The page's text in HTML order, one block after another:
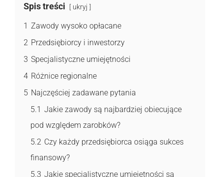
Spis treści ukryj
1 Zawody wysoko opłacane
2 Przedsiębiorcy i inwestorzy
3 Specjalistyczne umiejętności
4 Różnice regionalne
5 Najczęściej zadawane pytania
5.1 Jakie zawody są najbardziej obiecujące
pod względem zarobków?
5.2 Czy każdy przedsiębiorca osiąga sukces
finansowy?
5.3 Jakie specjalistyczne umiejętności są